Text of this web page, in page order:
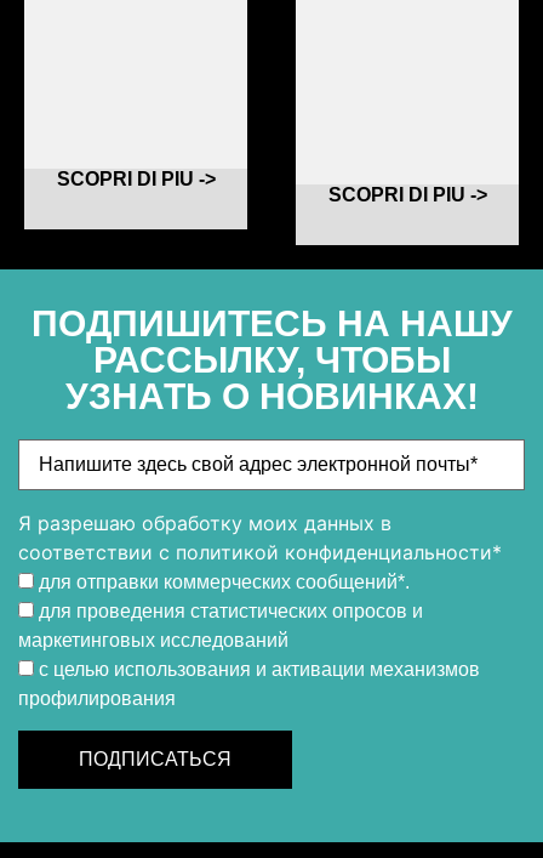
SCOPRI DI PIU ->
SCOPRI DI PIU ->
ПОДПИШИТЕСЬ НА НАШУ
РАССЫЛКУ, ЧТОБЫ
УЗНАТЬ О НОВИНКАХ!
Я разрешаю обработку моих данных в
соответствии с политикой конфиденциальности*
для отправки коммерческих сообщений*.
для проведения статистических опросов и
маркетинговых исследований
с целью использования и активации механизмов
профилирования